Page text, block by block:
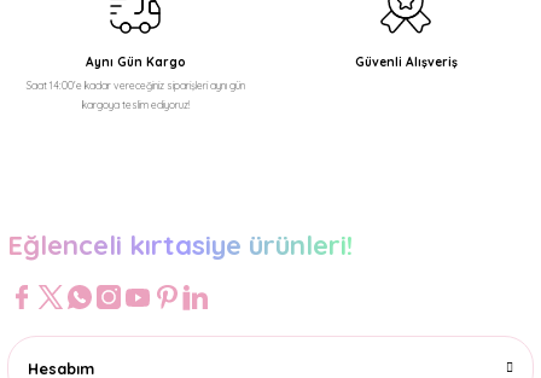
Aynı Gün Kargo
Saat 14:00'e kadar vereceğiniz siparişleri aynı gün
kargoya teslim ediyoruz!
Güvenli Alışveriş
Eğlenceli kırtasiye ürünleri!
Hesabım